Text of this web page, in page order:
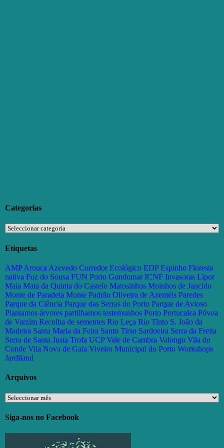
Categorias
Categorias
Etiquetas
AMP Arouca Azevedo Corredor Ecológico EDP Espinho Floresta
nativa Foz do Sousa FUN Porto Gondomar ICNF Invasoras Lipor
Maia Mata da Quinta do Castelo Matosinhos Moinhos de Jancido
Monte de Paradela Monte Padrão Oliveira de Azeméis Paredes
Parque da Ciência Parque das Serras do Porto Parque de Avioso
Plantamos árvores partilhamos testemunhos Porto Portucalea Póvoa
de Varzim Recolha de sementes Rio Leça Rio Tinto S. João da
Madeira Santa Maria da Feira Santo Tirso Sardoeira Serra da Freita
Serra de Santa Justa Trofa UCP Vale de Cambra Valongo Vila do
Conde Vila Nova de Gaia Viveiro Municipal do Porto Workshops
Jardiland
Arquivos
Arquivos
Siga-nos no Facebook